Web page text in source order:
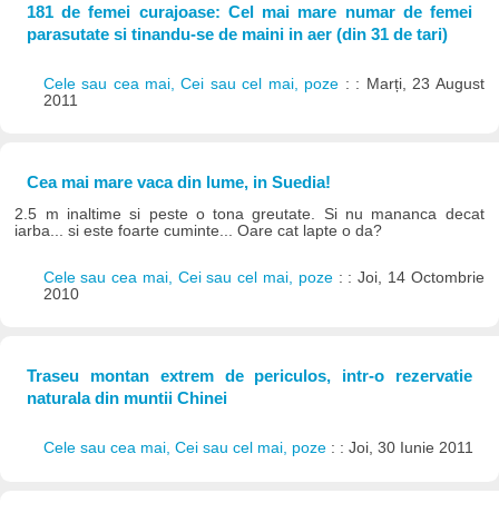
181 de femei curajoase: Cel mai mare numar de femei
parasutate si tinandu-se de maini in aer (din 31 de tari)
Cele sau cea mai, Cei sau cel mai, poze : : Marți, 23 August
2011
Cea mai mare vaca din lume, in Suedia!
2.5 m inaltime si peste o tona greutate. Si nu mananca decat
iarba... si este foarte cuminte... Oare cat lapte o da?
Cele sau cea mai, Cei sau cel mai, poze : : Joi, 14 Octombrie
2010
Traseu montan extrem de periculos, intr-o rezervatie
naturala din muntii Chinei
Cele sau cea mai, Cei sau cel mai, poze : : Joi, 30 Iunie 2011